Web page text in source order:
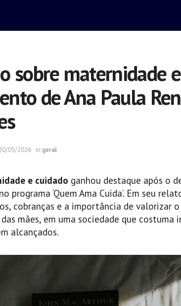
sobre maternidade
de Ana Paula
05/2026 in geral
e cuidado ganhou destaque após o
programa ‘Quem Ama Cuida’. Em seu
cobranças e a importância de valorizar
mães, em uma sociedade que costuma
alcançados.